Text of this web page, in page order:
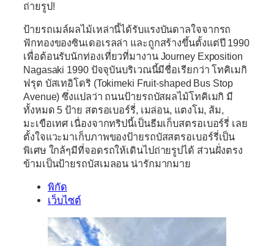
ถ่ายรูป!
ป้ายรถเมล์ผลไม้เหล่านี้ได้รับแรงบันดาลใจจากรถ
ฟักทองของซินเดอเรลล่า และถูกสร้างขึ้นตั้งแต่ปี 1990
เพื่อต้อนรับนักท่องเที่ยวที่มางาน Journey Exposition
Nagasaki 1990 ปัจจุบันบริเวณนี้มีชื่อเรียกว่า โทคิเมกิ
ฟรุต บัสเทอิโดริ (Tokimeki Fruit-shaped Bus Stop
Avenue) ซึ่งแปลว่า ถนนป้ายรถบัสผลไม้โทคิเมกิ มี
ทั้งหมด 5 ป้าย สตรอเบอร์รี่, เมล่อน, แตงโม, ส้ม,
มะเขือเทศ เนื่องจากทริปนี้เป็นธีมเก็บสตรอเบอร์รี่ เลย
ตั้งใจแวะมาเก็บภาพของป้ายรถบัสสตรอเบอร์รี่เป็น
พิเศษ ใกล้ๆมีที่จอดรถให้เดินไปถ่ายรูปได้ ส่วนฝั่งตรง
ข้ามเป็นป้ายรถบัสเมลอน น่ารักมากมาย
พิกัด
เว็บไซต์